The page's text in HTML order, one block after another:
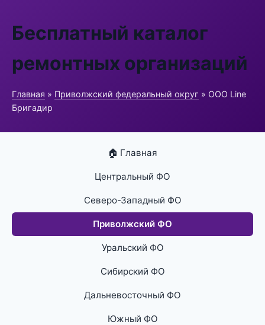
Бесплатный каталог
ремонтных организаций
Главная » Приволжский федеральный округ » ООО Line
Бригадир
🏠 Главная
Центральный ФО
Северо-Западный ФО
Приволжский ФО
Уральский ФО
Сибирский ФО
Дальневосточный ФО
Южный ФО